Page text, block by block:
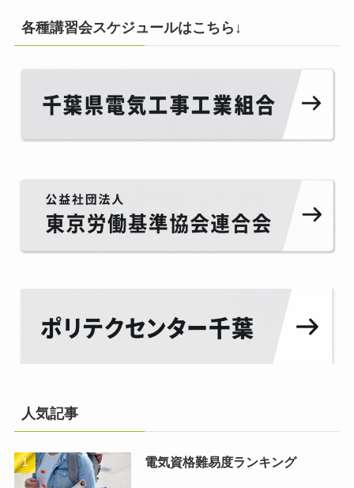
各種講習会スケジュールはこちら↓
人気記事
電気資格難易度ランキング